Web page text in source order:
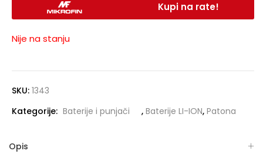
Kupi na rate!
Nije na stanju
SKU: 1343
Kategorije: Baterije i punjači , Baterije LI-ION, Patona
Opis